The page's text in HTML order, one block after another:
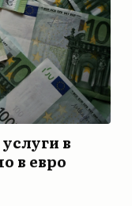
в
в евро